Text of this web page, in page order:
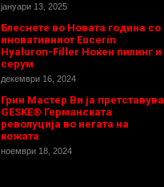
јануари 13, 2025
Блеснете во Новата година со
иновативниот Eucerin
Hyaluron-Filler Ноќен пилинг и
серум
декември 16, 2024
Грин Мастер Ви ја претставува
GESKE® Германската
револуција во негата на
кожата
ноември 18, 2024